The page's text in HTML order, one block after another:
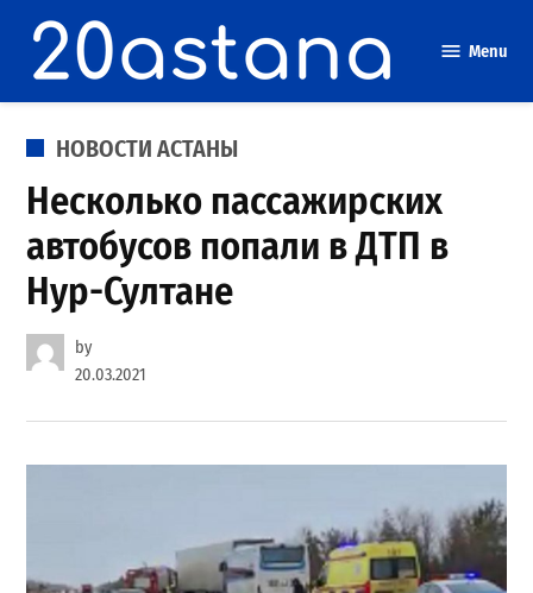
content
Menu
POSTED
НОВОСТИ АСТАНЫ
Несколько пассажирских
автобусов попали в ДТП в
Нур-Султане
by
20.03.2021